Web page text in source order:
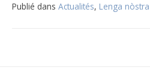
Publié dans Actualités, Lenga nòstra